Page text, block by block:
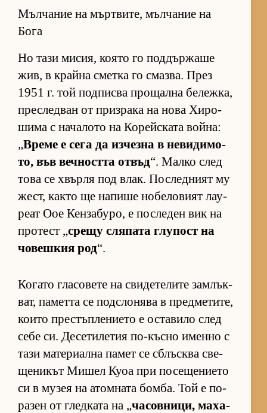
Мълчание на мъртвите, мълчание на
Бога
Но тази ми­сия, ко­ято го под­дър­жаше
жив, в крайна сметка го смаз­ва. През
1951 г. той под­писва про­щална бе­леж­ка,
прес­лед­ван от приз­рака на нова Хи­ро­
шима с на­ча­лото на Ко­рейс­ката вой­на:
„Време е сега да из­чезна в не­ви­ди­мо­
то, във веч­ността от­въд“. Малко след
това се хвърля под влак. Пос­лед­ният му
жест, както ще на­пише но­бе­ло­вият ла­у­
реат Оое Кен­за­бу­ро, е пос­ле­ден вик на
про­тест „срещу сля­пата глу­пост на
чо­веш­кия род“.
Ко­гато гла­со­вете на сви­де­те­лите зам­лък­
ват, па­метта се под­с­ло­нява в пред­ме­ти­те,
ко­ито прес­тъп­ле­ни­ето е ос­та­вило след
себе си. Де­се­ти­ле­тия по-късно именно с
тази ма­те­ри­ална па­мет се сблъс­ква све­
ще­ни­кът Ми­шел Куоа при по­се­ще­ни­ето
си в му­зея на атом­ната бом­ба. Той е по­
ра­зен от глед­ката на „ча­сов­ни­ци, ма­ха­